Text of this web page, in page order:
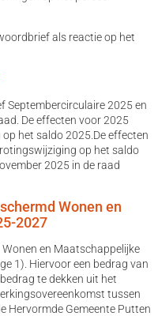
als reactie op het
Septembercirculaire 2025 en
De effecten voor 2025
het saldo 2025.De effecten
op het saldo
2025 in de raad
Wonen en
2027
en Maatschappelijke
1). Hiervoor een bedrag van
te dekken uit het
tussen
Hervormde Gemeente Putten